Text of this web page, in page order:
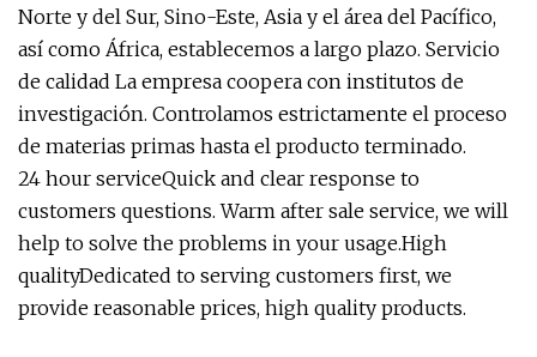
Norte y del Sur, Sino-Este, Asia y el área del Pacífico,
así como África, establecemos a largo plazo. Servicio
de calidad La empresa coopera con institutos de
investigación. Controlamos estrictamente el proceso
de materias primas hasta el producto terminado.
24 hour serviceQuick and clear response to
customers questions. Warm after sale service, we will
help to solve the problems in your usage.High
qualityDedicated to serving customers first, we
provide reasonable prices, high quality products.